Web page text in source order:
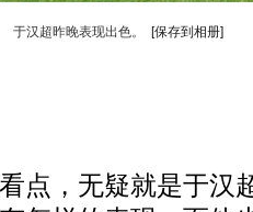
于汉超昨晚表现出色。 [保存到相册]
，无疑就是于汉